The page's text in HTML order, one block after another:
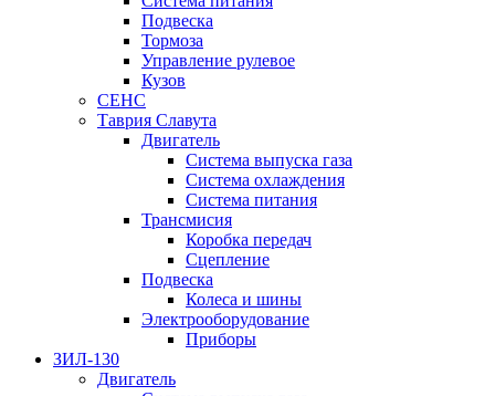
Подвеска
Тормоза
Управление рулевое
Кузов
СЕНС
Таврия Славута
Двигатель
Система выпуска газа
Система охлаждения
Система питания
Трансмисия
Коробка передач
Сцепление
Подвеска
Колеса и шины
Электрооборудование
Приборы
ЗИЛ-130
Двигатель